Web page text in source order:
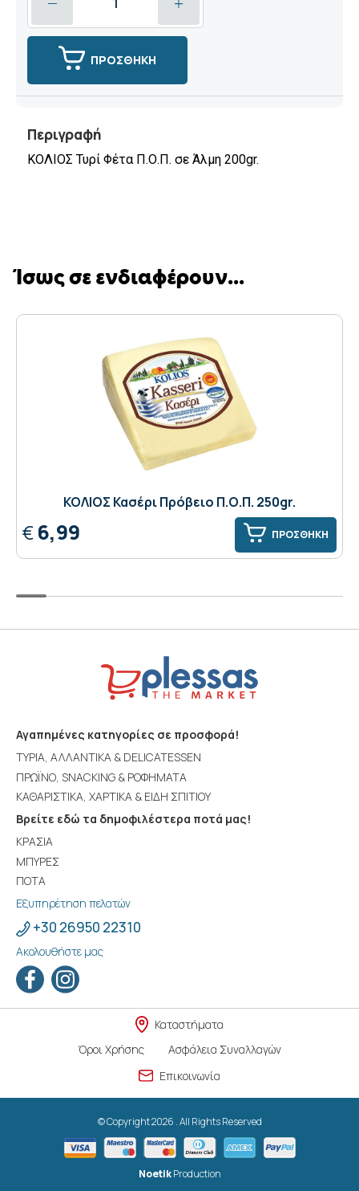
ΠΡΟΣΘΗΚΗ
Περιγραφή
ΚΟΛΙΟΣ Τυρί Φέτα Π.Ο.Π. σε Άλμη 200gr.
Ίσως σε ενδιαφέρουν...
ΚΟΛΙΟΣ Κασέρι Πρόβειο Π.Ο.Π. 250gr.
€6,99 ΠΡΟΣΘΗΚΗ
Αγαπημένες κατηγορίες σε προσφορά!
ΤΥΡΙΑ, ΑΛΛΑΝΤΙΚΑ & DELICATESSEN
ΠΡΩΪΝΟ, SNACKING & ΡΟΦΗΜΑΤΑ
ΚΑΘΑΡΙΣΤΙΚΑ, ΧΑΡΤΙΚΑ & ΕΙΔΗ ΣΠΙΤΙΟΥ
Βρείτε εδώ τα δημοφιλέστερα ποτά μας!
ΚΡΑΣΙΑ
ΜΠΥΡΕΣ
ΠΟΤΑ
Εξυπηρέτηση πελατών
+30 26950 22310
Ακολουθήστε μας
Καταστήματα
Όροι Χρήσης
Ασφάλεια Συναλλαγών
Επικοινωνία
© Copyright 2026 . All Rights Reserved
Noetik Production